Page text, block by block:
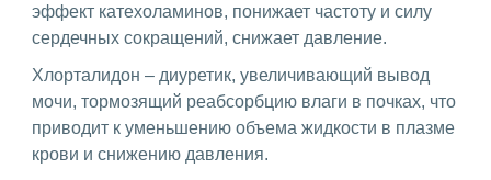
эффект катехоламинов, понижает частоту и силу
сердечных сокращений, снижает давление.
Хлорталидон – диуретик, увеличивающий вывод
мочи, тормозящий реабсорбцию влаги в почках, что
приводит к уменьшению объема жидкости в плазме
крови и снижению давления.